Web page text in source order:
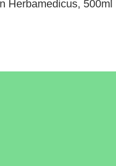
Herbamedicus, 500ml